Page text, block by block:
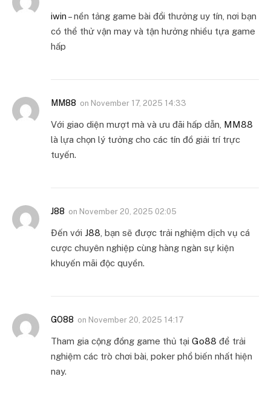
iwin – nền tảng game bài đổi thưởng uy tín, nơi bạn
có thể thử vận may và tận hưởng nhiều tựa game
hấp
MM88 on November 17, 2025 14:33
Với giao diện mượt mà và ưu đãi hấp dẫn, MM88
là lựa chọn lý tưởng cho các tín đồ giải trí trực
tuyến.
J88 on November 20, 2025 02:05
Đến với J88 , bạn sẽ được trải nghiệm dịch vụ cá
cược chuyên nghiệp cùng hàng ngàn sự kiện
khuyến mãi độc quyền.
GO88 on November 20, 2025 14:17
Tham gia cộng đồng game thủ tại Go88 để trải
nghiệm các trò chơi bài, poker phổ biến nhất hiện
nay.